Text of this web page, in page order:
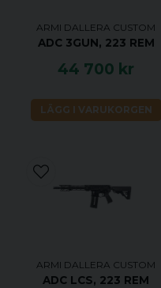
ARMI DALLERA CUSTOM
ADC 3GUN, 223 REM
44 700 kr
LÄGG I VARUKORGEN
ARMI DALLERA CUSTOM
ADC LCS, 223 REM